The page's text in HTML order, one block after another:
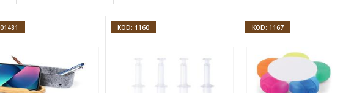
KOD: 1160 KOD: 1167